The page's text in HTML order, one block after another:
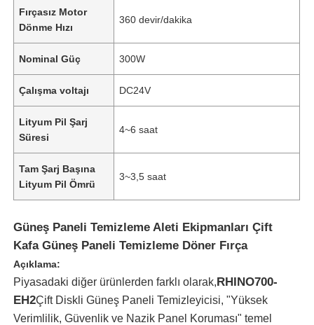
Fırçasız Motor
Dönme Hızı
360 devir/dakika
Nominal Güç 300W
Çalışma voltajı DC24V
Lityum Pil Şarj
Süresi
4~6 saat
Tam Şarj Başına
Lityum Pil Ömrü
3~3,5 saat
Güneş Paneli Temizleme Aleti Ekipmanları Çift
Kafa Güneş Paneli Temizleme Döner Fırça
Açıklama:
Piyasadaki diğer ürünlerden farklı olarak,RHINO700-
EH2Çift Diskli Güneş Paneli Temizleyicisi, "Yüksek
Verimlilik, Güvenlik ve Nazik Panel Koruması" temel